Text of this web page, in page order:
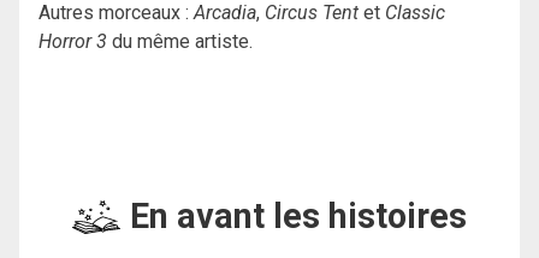
Autres morceaux :Arcadia, Circus Tent et Classic
Horror 3 du même artiste.
En avant les histoires